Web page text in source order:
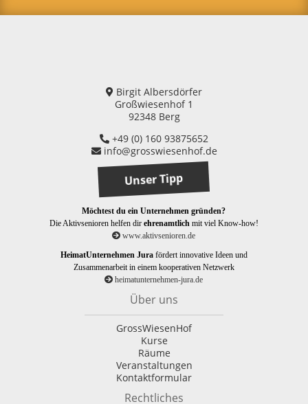
Birgit Albersdörfer
Großwiesenhof 1
92348 Berg
+49 (0) 160 93875652
info@grosswiesenhof.de
Unser Tipp
Möchtest du ein Unternehmen gründen?
Die Aktivsenioren helfen dir ehrenamtlichmit viel Know-how!
www.aktivsenioren.de
HeimatUnternehmen Jura fördert innovative Ideen und
Zusammenarbeit in einem kooperativen Netzwerk
heimatunternehmen-jura.de
Über uns
GrossWiesenHof
Kurse
Räume
Veranstaltungen
Kontaktformular
Rechtliches